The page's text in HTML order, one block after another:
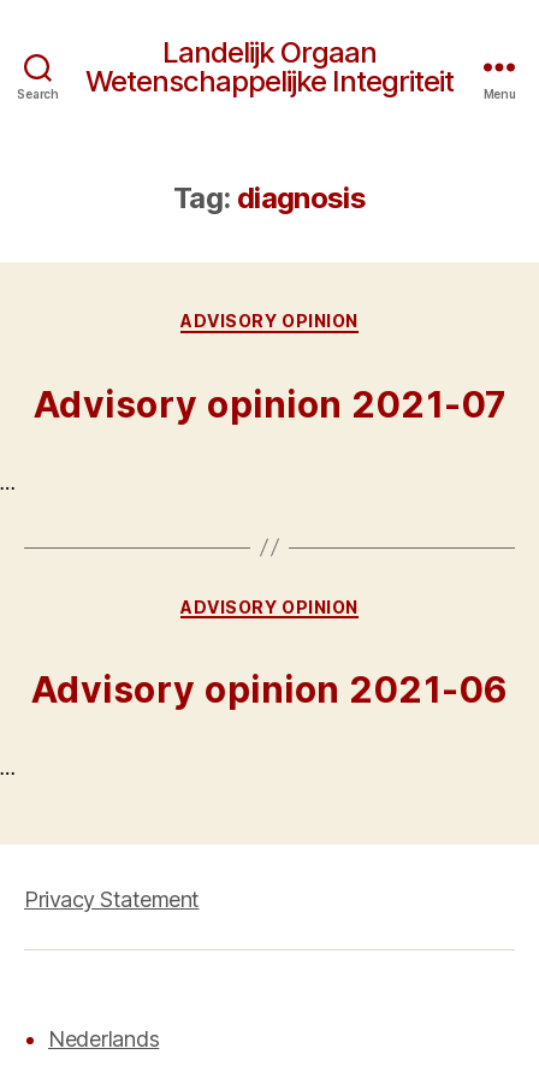
Search
Landelijk Orgaan
Wetenschappelijke Integriteit
Menu
Tag: diagnosis
Categories
ADVISORY OPINION
Advisory opinion 2021-07
…
Categories
ADVISORY OPINION
Advisory opinion 2021-06
…
Privacy Statement
Nederlands